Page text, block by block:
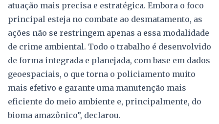
atuação mais precisa e estratégica. Embora o foco
principal esteja no combate ao desmatamento, as
ações não se restringem apenas a essa modalidade
de crime ambiental. Todo o trabalho é desenvolvido
de forma integrada e planejada, com base em dados
geoespaciais, o que torna o policiamento muito
mais efetivo e garante uma manutenção mais
eficiente do meio ambiente e, principalmente, do
bioma amazônico”, declarou.